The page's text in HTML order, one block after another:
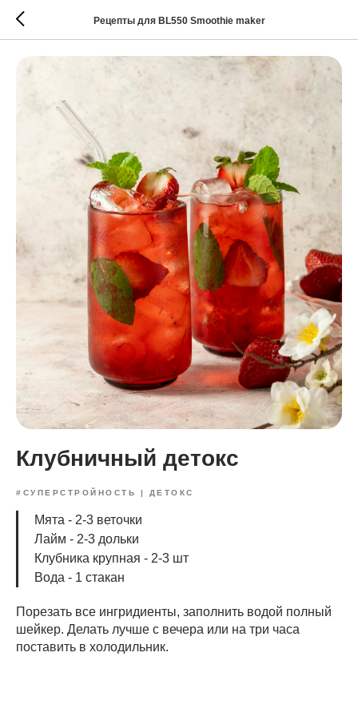
Рецепты для BL550 Smoothie maker
Клубничный детокс
#СУПЕРСТРОЙНОСТЬ | ДЕТОКС
Мята - 2-3 веточки
Лайм - 2-3 дольки
Клубника крупная - 2-3 шт
Вода - 1 стакан
Порезать все ингридиенты, заполнить водой полный
шейкер. Делать лучше с вечера или на три часа
поставить в холодильник.